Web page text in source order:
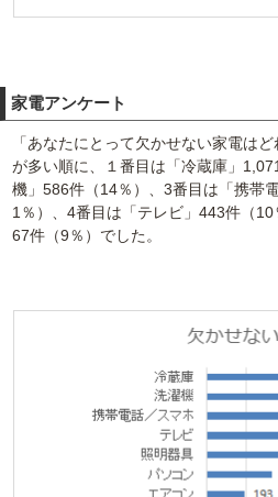
家電アンケート
「あなたにとって欠かせない家電は
が多い順に、１番目は「冷蔵庫」
機」586件（14％）、3番目は「携帯
1％）、4番目は「テレビ」443件（
67件（9％）でした。